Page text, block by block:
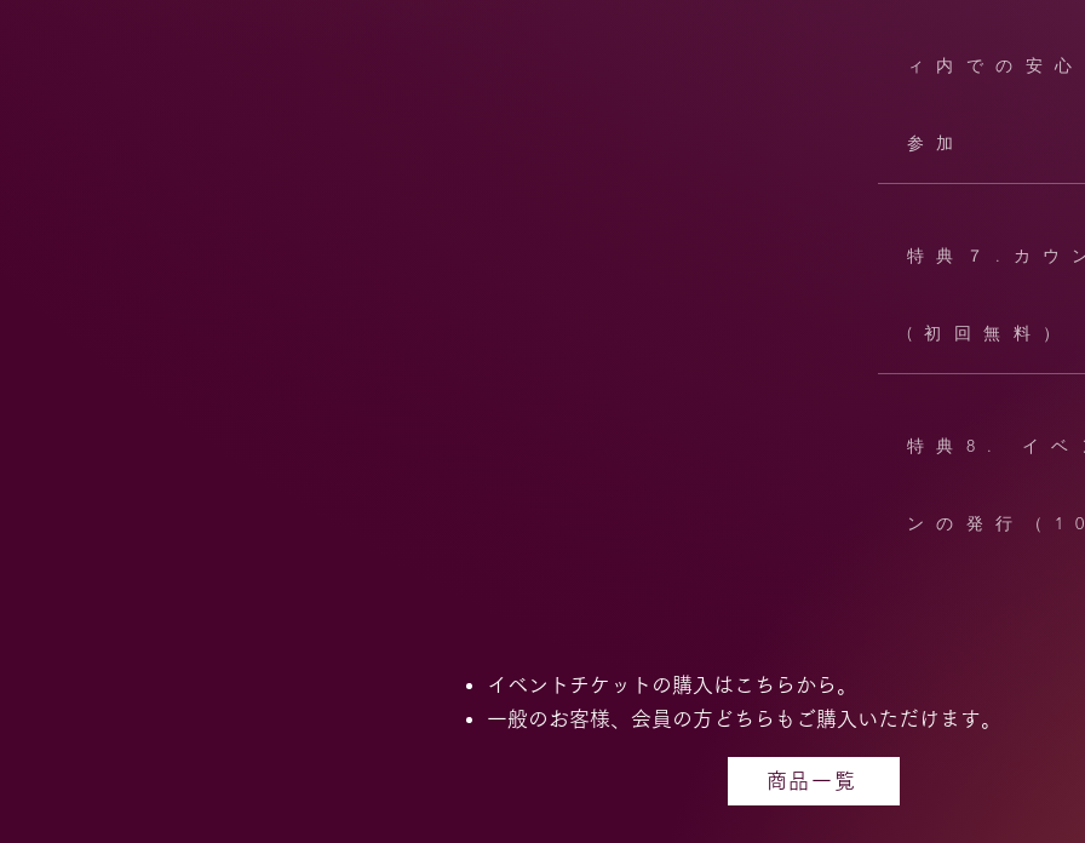
ィ内での安
参加
特典７.カウ
(初回無料）
特典8. イベ
ンの発行（
イベントチケットの購入はこちらから。
一般のお客様、会員の方どちらもご購入いただけます。
商品一覧